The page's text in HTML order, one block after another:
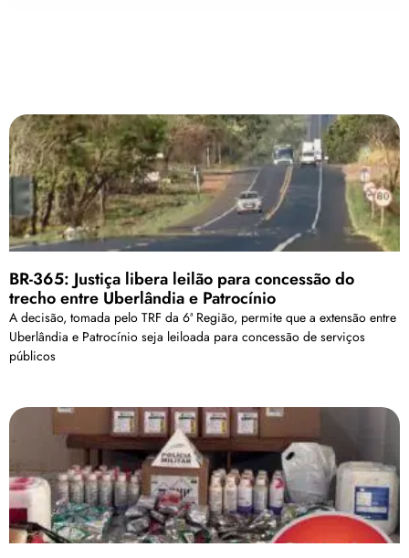
BR-365: Justiça libera leilão para concessão do
trecho entre Uberlândia e Patrocínio
A decisão, tomada pelo TRF da 6ª Região, permite que a extensão entre
Uberlândia e Patrocínio seja leiloada para concessão de serviços
públicos